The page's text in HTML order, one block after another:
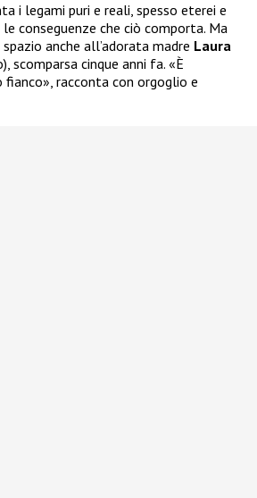
i legami puri e reali, spesso eterei e
conseguenze che ciò comporta. Ma
anche all’adorata madre Laura
scomparsa cinque anni fa. «È
racconta con orgoglio e